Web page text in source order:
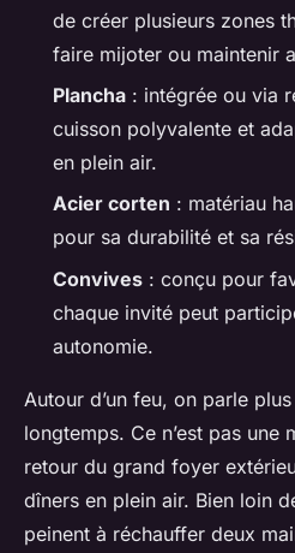
de créer plusieurs zones
faire mijoter ou maintenir
Plancha : intégrée ou via
cuisson polyvalente et
en plein air.
Acier corten : matériau
pour sa durabilité et sa
Convives : conçu pour
chaque invité peut
autonomie.
Autour d’un feu, on parle
longtemps. Ce n’est pas une
retour du grand foyer
dîners en plein air. Bien loin
peinent à réchauffer deux